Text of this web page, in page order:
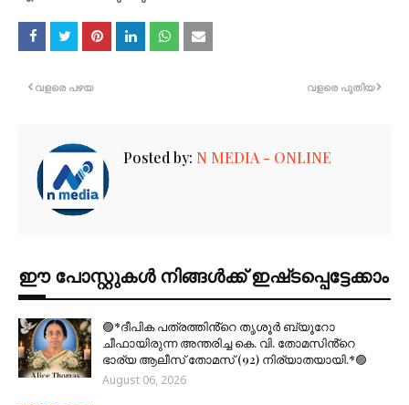
വളരെ പുതിയ
വളരെ പഴയ
Posted by: N MEDIA - ONLINE
ഈ പോസ്റ്റുകൾ നിങ്ങൾക്ക് ഇഷ്‌‌ടപ്പെട്ടേക്കാം
🟣*ദീപിക പത്രത്തിൻ്റെ തൃശൂർ ബ്യൂറോ
ചീഫായിരുന്ന അന്തരിച്ച കെ. വി. തോമസിൻ്റെ
ഭാര്യ ആലീസ് തോമസ് (92) നിര്യാതയായി.*🟣
August 06, 2026